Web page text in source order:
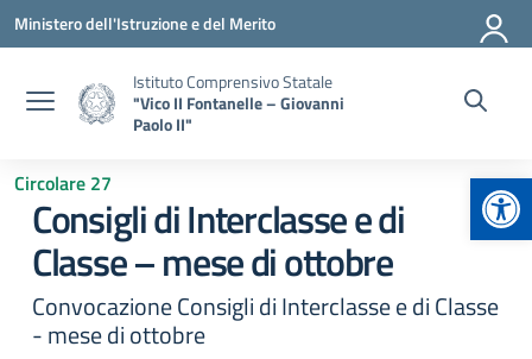
Vai ai contenuti
Vai al menu di navigazione
Vai al footer
Ministero dell'Istruzione e del Merito
Istituto Comprensivo Statale
"Vico II Fontanelle – Giovanni
Paolo II"
Circolare 27
Consigli di Interclasse e di
Classe – mese di ottobre
Convocazione Consigli di Interclasse e di Classe
- mese di ottobre